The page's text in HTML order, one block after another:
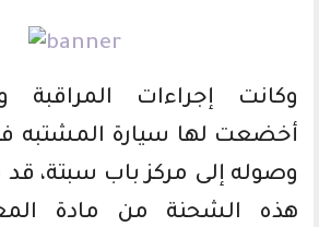
وكانت إجراءات المراقبة
أخضعت لها سيارة المشتبه
وصوله إلى مركز باب سبتة،
هذه الشحنة من مادة